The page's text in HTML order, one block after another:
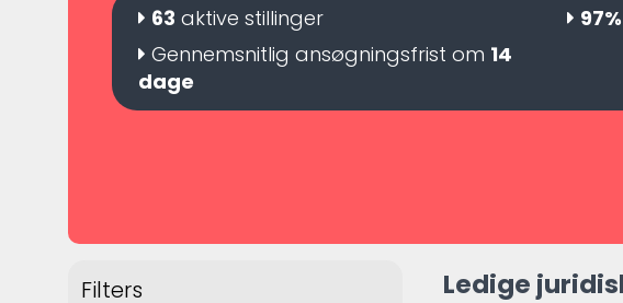
63 aktive stillinger 97%
Gennemsnitlig ansøgningsfrist om 14
dage
Filters Ledige